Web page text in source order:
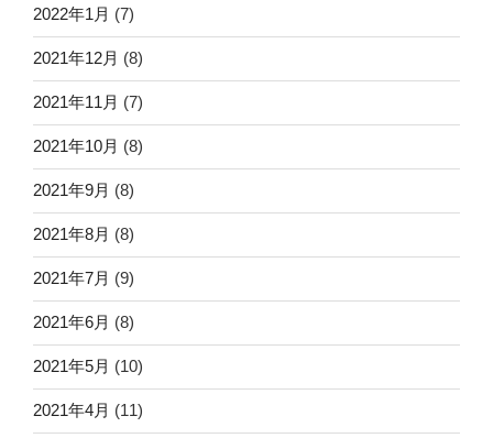
2022年1月 (7)
2021年12月 (8)
2021年11月 (7)
2021年10月 (8)
2021年9月 (8)
2021年8月 (8)
2021年7月 (9)
2021年6月 (8)
2021年5月 (10)
2021年4月 (11)